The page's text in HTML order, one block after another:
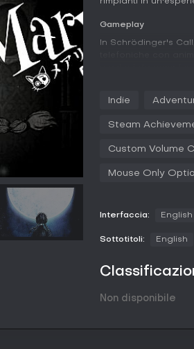
Gameplay
In Schrödinger's
concentrato di
modellano l'intera
nel limbo.
Schrödinger's Call
modalità
Una demo include
del lancio completo.
ramificata, basata
Indie
Steam
Custom Volume
Mouse Only
Interfaccia: English
Sottotitoli: English
Non disponibile